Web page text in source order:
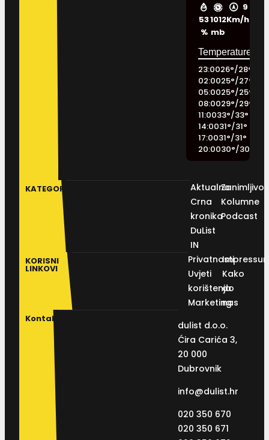
53
%
1012
mb
9
Km/h
23:0026°/28°
02:0025°/27°
05:0025°/25°
08:0029°/29°
11:0033°/33°
14:0031°/31°
17:0031°/31°
20:0030°/30
KATEGORIJE
Aktualno
Crna
kronika
DuList
IN
Kolumne
Podcast
KORISNI
LINKOVI
Privatnosti
Uvjeti
korištenja
Marketing
Kako
do
nas
Kontakt
dulist d.o.o.
Ćira Carića 3,
20 000
Dubrovnik
info@dulist.hr
020 350 670
020 350 671